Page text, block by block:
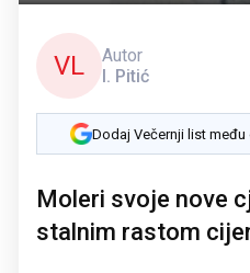
VL
Autor
I. Pitić
Dodaj Večernji list
Moleri svoje nove
stalnim rastom